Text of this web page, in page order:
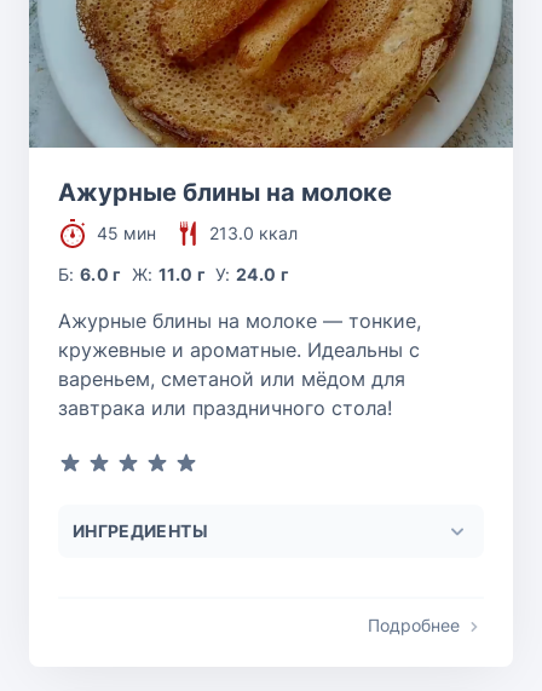
Ажурные блины на молоке
45 мин
213.0 ккал
Б:6.0 г Ж: 11.0 г У:24.0 г
Ажурные блины на молоке — тонкие,
кружевные и ароматные. Идеальны с
вареньем, сметаной или мёдом для
завтрака или праздничного стола!
ИНГРЕДИЕНТЫ
Подробнее